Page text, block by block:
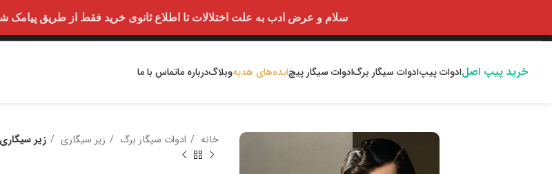
سلام و عرض ادب به علت اختلالات تا اطلاع ثانوی خرید فقط از طریق پیامک شماره 09352200077 امکان
خرید پیپ اصلادوات پیپادوات سیگار برگادوات سیگار پیچایده‌های هدیهوبلاگدرباره ماتماس با ما
خانه ادوات سیگار برگ زیر سیگاری زیر